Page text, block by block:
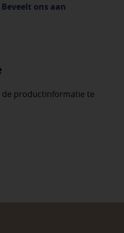
Beveelt ons aan
de productinformatie te